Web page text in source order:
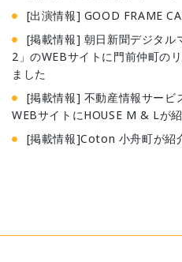
[出演情報] GOOD FRAME
[掲載情報] 朝日新聞デジタ
2」のWEBサイトに門前仲町の
ました
[掲載情報] 不動産情報サー
WEBサイトにHOUSE M & Lが
[掲載情報]Coton 小舟町が紹